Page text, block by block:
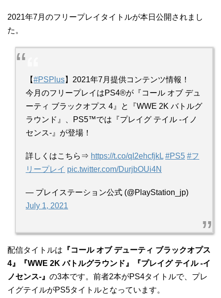
2021年7月のフリープレイタイトルが本日公開されまし
た。
【#PSPlus】2021年7月提供コンテンツ情報！
今月のフリープレイはPS4®が『コール オブ デュ
ーティ ブラックオプス 4』と『WWE 2K バトルグ
ラウンド』、PS5™では『プレイグ テイル -イノ
センス-』が登場！
詳しくはこちら⇒ https://t.co/qI2ehcfjkL #PS5 #フ
リープレイ pic.twitter.com/DurjbOUi4N
— プレイステーション公式 (@PlayStation_jp)
July 1, 2021
配信タイトルは 『コール オブ デューティ ブラックオプス
4』『WWE 2K バトルグラウンド』『プレイグ テイル -イ
ノセンス-』 の3本です。前者2本がPS4タイトルで、プレ
イグテイルがPS5タイトルとなっています。